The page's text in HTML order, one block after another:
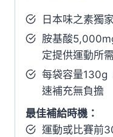
日本味之素獨
胺基酸
定提供運動所
每袋容量130g
速補充無負擔
最佳補給時機：
運動或比賽前